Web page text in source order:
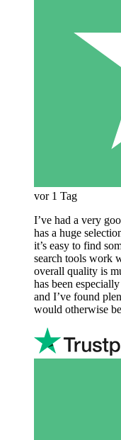
vor 1 Tag
I’ve had a very
has a huge
it’s easy to find
search tools work
overall quality is
has been
and I’ve found
would otherwise